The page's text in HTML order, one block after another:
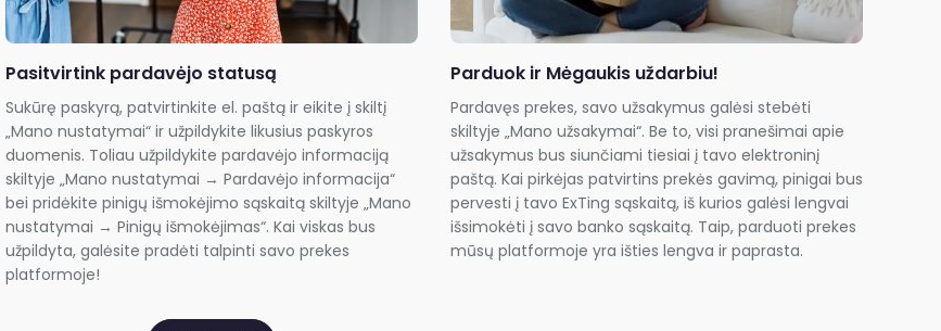
Pasitvirtink pardavėjo statusą
Sukūrę paskyrą, patvirtinkite el. paštą ir eikite į skiltį
„Mano nustatymai“ ir užpildykite likusius paskyros
duomenis. Toliau užpildykite pardavėjo informaciją
skiltyje „Mano nustatymai → Pardavėjo informacija“
bei pridėkite pinigų išmokėjimo sąskaitą skiltyje „Mano
nustatymai → Pinigų išmokėjimas“. Kai viskas bus
užpildyta, galėsite pradėti talpinti savo prekes
platformoje!
Parduok ir Mėgaukis uždarbiu!
Pardavęs prekes, savo užsakymus galėsi stebėti
skiltyje „Mano užsakymai“. Be to, visi pranešimai apie
užsakymus bus siunčiami tiesiai į tavo elektroninį
paštą. Kai pirkėjas patvirtins prekės gavimą, pinigai bus
pervesti į tavo ExTing sąskaitą, iš kurios galėsi lengvai
išsimokėti į savo banko sąskaitą. Taip, parduoti prekes
mūsų platformoje yra išties lengva ir paprasta.